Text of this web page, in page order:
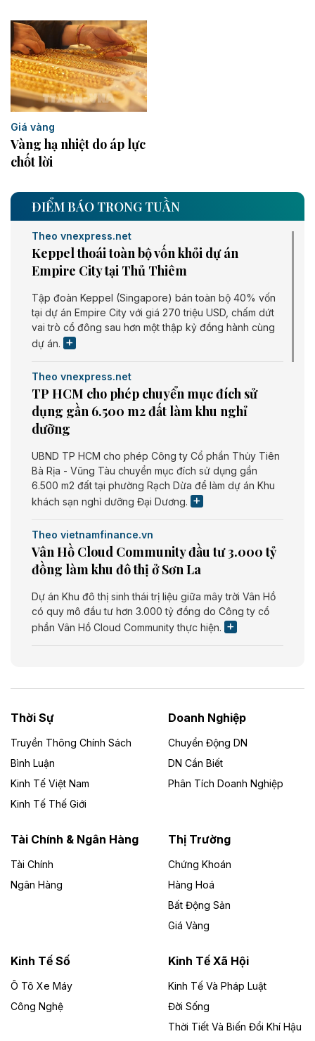
Giá vàng
Vàng hạ nhiệt do áp lực
chốt lời
ĐIỂM BÁO TRONG TUẦN
Theo vnexpress.net
Keppel thoái toàn bộ vốn khỏi dự án
Empire City tại Thủ Thiêm
Tập đoàn Keppel (Singapore) bán toàn bộ 40% vốn
tại dự án Empire City với giá 270 triệu USD, chấm dứt
vai trò cổ đông sau hơn một thập kỷ đồng hành cùng
dự án.
Theo vnexpress.net
TP HCM cho phép chuyển mục đích sử
dụng gần 6.500 m2 đất làm khu nghỉ
dưỡng
UBND TP HCM cho phép Công ty Cổ phần Thủy Tiên
Bà Rịa - Vũng Tàu chuyển mục đích sử dụng gần
6.500 m2 đất tại phường Rạch Dừa để làm dự án Khu
khách sạn nghỉ dưỡng Đại Dương.
Theo vietnamfinance.vn
Vân Hồ Cloud Community đầu tư 3.000 tỷ
đồng làm khu đô thị ở Sơn La
Dự án Khu đô thị sinh thái trị liệu giữa mây trời Vân Hồ
có quy mô đầu tư hơn 3.000 tỷ đồng do Công ty cổ
phần Vân Hồ Cloud Community thực hiện.
Dự án Nhà máy xử lý rác và phát điện Bắc Giang do
Công ty TNHH Năng lượng môi trường Bắc Giang làm
Theo vietnamfinance.vn
Đức Long Gia Lai mở rộng ‘hệ sinh thái’
Lai
Bốn doanh nghiệp có sự góp vốn của Công ty Cổ
phần Tập đoàn Đức Long Gia Lai (HoSE: DLG) được
Gia Lai với tổng vốn hơn 4.750 tỷ đồng.
Đồng Nai cho thuê gần 59 ha đất làm khu
công nghiệp ở Long Thành
UBND TP Đồng Nai cho Công ty Amata thuê gần 59 ha
đất để đầu tư khu công nghiệp công nghệ cao Long
Thời Sự
Truyền Thông Chính Sách
Bình Luận
Kinh Tế Việt Nam
Kinh Tế Thế Giới
Doanh Nghiệp
Chuyển Động DN
DN Cần Biết
Phân Tích Doanh Nghiệp
Tài Chính & Ngân Hàng
Tài Chính
Ngân Hàng
Thị Trường
Chứng Khoán
Hàng Hoá
Bất Động Sản
Giá Vàng
Kinh Tế Số
Ô Tô Xe Máy
Công Nghệ
Kinh Tế Xã Hội
Kinh Tế Và Pháp Luật
Đời Sống
Thời Tiết Và Biến Đổi Khí Hậu